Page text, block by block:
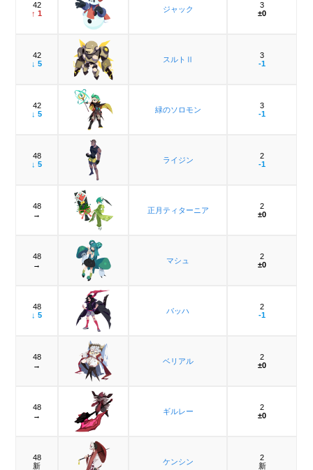
42
↑ 1
ジャック
3
±0
42
↓ 5
スルトⅡ
3
-1
42
↓ 5
緑のソロモン
3
-1
48
↓ 5
ライジン
2
-1
48
→
正月ティターニア
2
±0
48
→
マシュ
2
±0
48
↓ 5
バッハ
2
-1
48
→
ベリアル
2
±0
48
→
ギルレー
2
±0
48
新
ケンシン
2
新